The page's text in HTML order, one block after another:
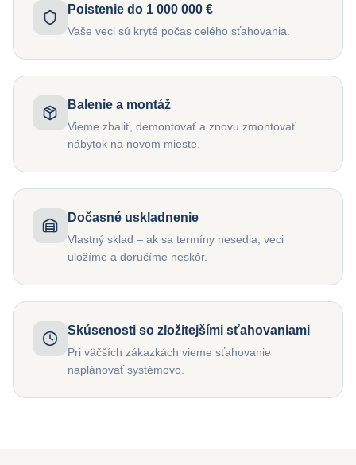
Poistenie do 1 000 000 €
Vaše veci sú kryté počas celého sťahovania.
Balenie a montáž
Vieme zbaliť, demontovať a znovu zmontovať
nábytok na novom mieste.
Dočasné uskladnenie
Vlastný sklad – ak sa termíny nesedia, veci
uložíme a doručíme neskôr.
Skúsenosti so zložitejšími sťahovaniami
Pri väčších zákazkách vieme sťahovanie
naplánovať systémovo.